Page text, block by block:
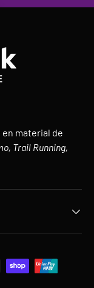
en material de
Trail Running,